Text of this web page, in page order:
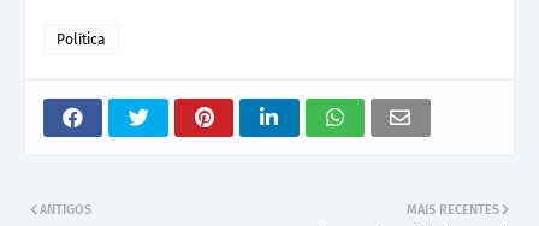
Política
MAIS RECENTES
ANTIGOS